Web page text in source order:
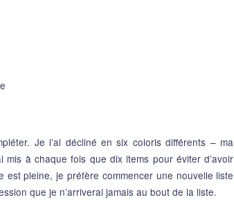
Je l’ai décliné en six coloris différents – ma
à chaque fois que dix items pour éviter d’avoir
pleine, je préfère commencer une nouvelle liste
que je n’arriverai jamais au bout de la liste.